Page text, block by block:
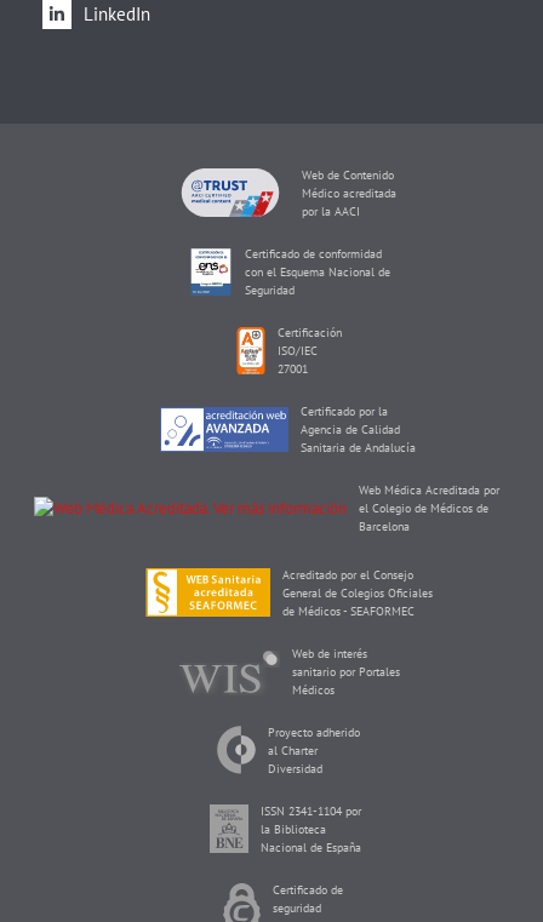
LinkedIn
Web de Contenido
Médico acreditada
por la AACI
Certificado de conformidad
con el Esquema Nacional de
Seguridad
Certificación
ISO/IEC
27001
Certificado por la
Agencia de Calidad
Sanitaria de Andalucía
Web Médica Acreditada por
el Colegio de Médicos de
Barcelona
Acreditado por el Consejo
General de Colegios Oficiales
de Médicos - SEAFORMEC
Web de interés
sanitario por Portales
Médicos
Proyecto adherido
al Charter
Diversidad
ISSN 2341-1104 por
la Biblioteca
Nacional de España
Certificado de
seguridad